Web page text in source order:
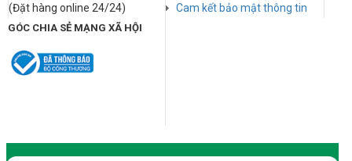
(Đặt hàng online 24/24)
Cam kết bảo mật thông tin
GÓC CHIA SẺ MẠNG XÃ HỘI